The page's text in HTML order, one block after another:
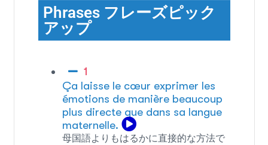
Phrases フレーズピック
アップ
1
Ça laisse le cœur exprimer les
émotions de manière beaucoup
plus directe que dans sa langue
maternelle.
母国語よりもはるかに直接的な方法で